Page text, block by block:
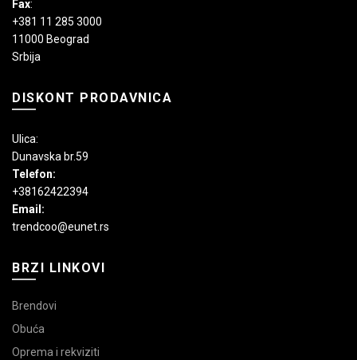
Fax:
+381 11 285 3000
11000 Beograd
Srbija
DISKONT PRODAVNICA
Ulica:
Dunavska br.59
Telefon:
+38162422394
Email:
trendcoo@eunet.rs
BRZI LINKOVI
Brendovi
Obuća
Oprema i rekviziti